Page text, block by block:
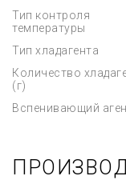
Тип контроля
температуры
Тип хладагента
Количество
(г)
Вспенивающий